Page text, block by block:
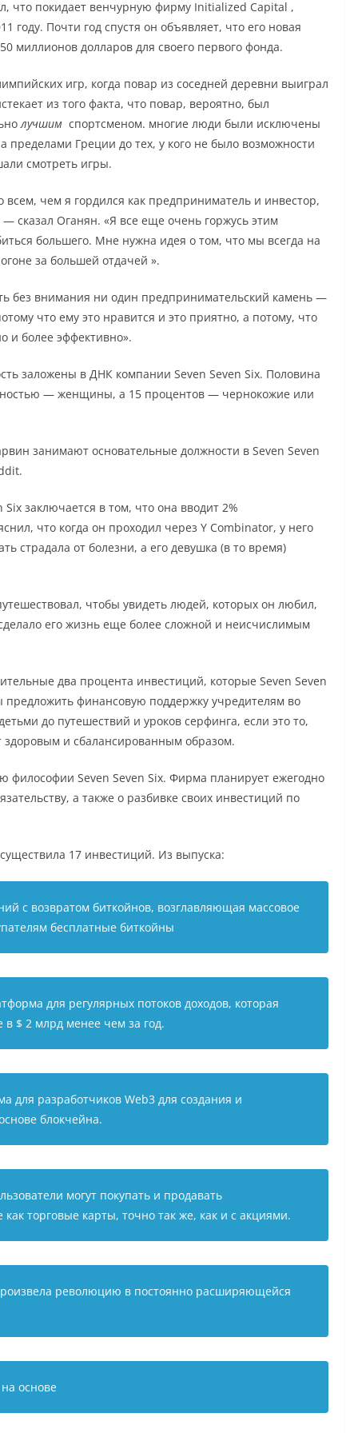
что покидает венчурную фирму Initialized Capital ,
году. Почти год спустя он объявляет, что его новая
миллионов долларов для своего первого фонда.
игр, когда повар из соседней деревни выиграл
из того факта, что повар, вероятно, был
лучшим спортсменом. многие люди были исключены
Греции до тех, у кого не было возможности
смотреть игры.
всем, чем я гордился как предприниматель и инвестор,
сказал Оганян. «Я все еще очень горжусь этим
большего. Мне нужна идея о том, что мы всегда на
за большей отдачей ».
без внимания ни один предпринимательский камень —
что ему это нравится и это приятно, а потому, что
и более эффективно».
заложены в ДНК компании Seven Seven Six. Половина
— женщины, а 15 процентов — чернокожие или
занимают основательные должности в Seven Seven
заключается в том, что она вводит 2%
что когда он проходил через Y Combinator, у него
страдала от болезни, а его девушка (в то время)
чтобы увидеть людей, которых он любил,
его жизнь еще более сложной и неисчислимым
два процента инвестиций, которые Seven Seven
финансовую поддержку учредителям во
до путешествий и уроков серфинга, если это то,
здоровым и сбалансированным образом.
философии Seven Seven Six. Фирма планирует ежегодно
а также о разбивке своих инвестиций по
17 инвестиций. Из выпуска:
с возвратом биткойнов, возглавляющая массовое
бесплатные биткойны
для регулярных потоков доходов, которая
в $ 2 млрд менее чем за год.
для разработчиков Web3 для создания и
блокчейна.
могут покупать и продавать
торговые карты, точно так же, как и с акциями.
революцию в постоянно расширяющейся
основе